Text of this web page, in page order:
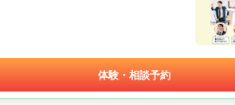
体験・相談予約